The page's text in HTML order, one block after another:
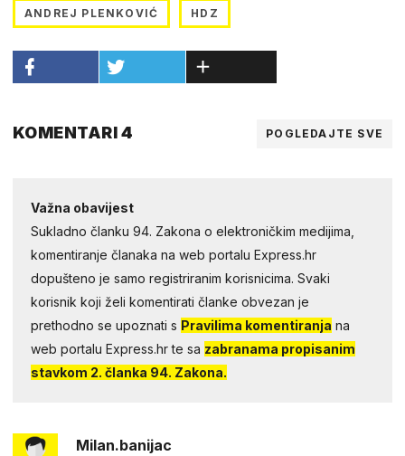
ANDREJ PLENKOVIĆ HDZ
KOMENTARI 4 POGLEDAJTE SVE
Važna obavijest
Sukladno članku 94. Zakona o elektroničkim medijima,
komentiranje članaka na web portalu Express.hr
dopušteno je samo registriranim korisnicima. Svaki
korisnik koji želi komentirati članke obvezan je
prethodno se upoznati s Pravilima komentiranja na
web portalu Express.hr te sa zabranama propisanim
stavkom 2. članka 94. Zakona.
Milan.banijac